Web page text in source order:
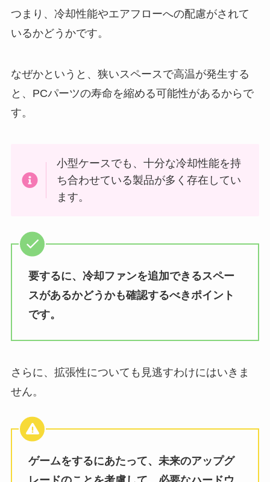
つまり、冷却性能やエアフローへの配慮がされて
いるかどうかです。
なぜかというと、狭いスペースで高温が発生する
と、PCパーツの寿命を縮める可能性があるからで
す。
小型ケースでも、十分な冷却性能を持
ち合わせている製品が多く存在してい
ます。
要するに、冷却ファンを追加できるスペー
スがあるかどうかも確認するべきポイント
です。
さらに、拡張性についても見逃すわけにはいきま
せん。
ゲームをするにあたって、未来のアップグ